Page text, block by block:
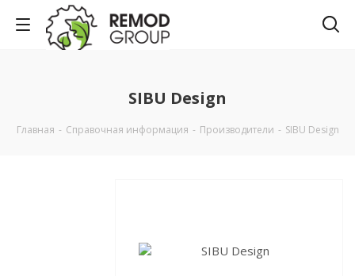
SIBU Design
Главная - Справочная информация - Производители - SIBU Design